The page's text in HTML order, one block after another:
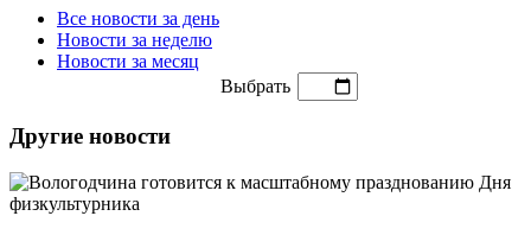
Все новости за день
Новости за неделю
Новости за месяц
Выбрать
Другие новости